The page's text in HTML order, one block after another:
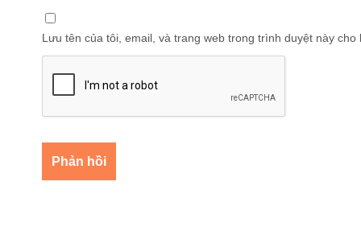
Lưu tên của tôi, email, và trang web trong trình duyệt này